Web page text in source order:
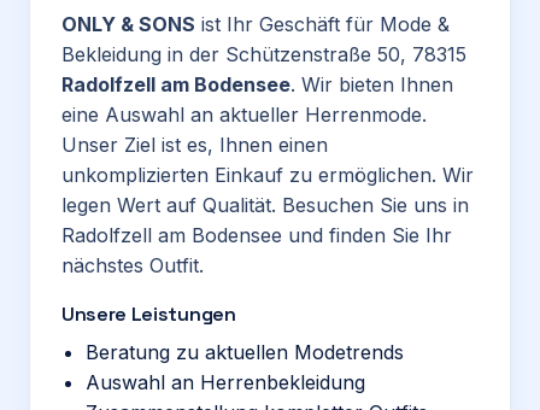
ONLY & SONS ist Ihr Geschäft für Mode &
Bekleidung in der Schützenstraße 50, 78315
Radolfzell am Bodensee. Wir bieten Ihnen
eine Auswahl an aktueller Herrenmode.
Unser Ziel ist es, Ihnen einen
unkomplizierten Einkauf zu ermöglichen. Wir
legen Wert auf Qualität. Besuchen Sie uns in
Radolfzell am Bodensee und finden Sie Ihr
nächstes Outfit.
Unsere Leistungen
Beratung zu aktuellen Modetrends
Auswahl an Herrenbekleidung